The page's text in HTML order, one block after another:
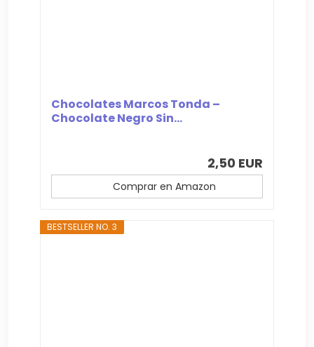
Chocolates Marcos Tonda –
Chocolate Negro Sin...
2,50 EUR
Comprar en Amazon
BESTSELLER NO. 3